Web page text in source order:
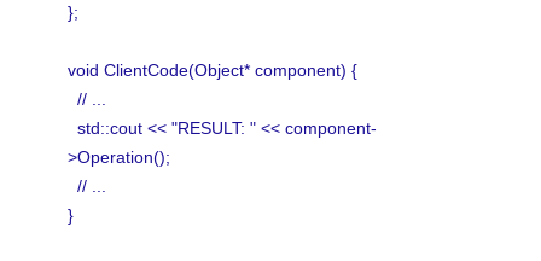
};
void ClientCode(Object* component) {
// ...
std::cout << "RESULT: " << component-
>Operation();
// ...
}